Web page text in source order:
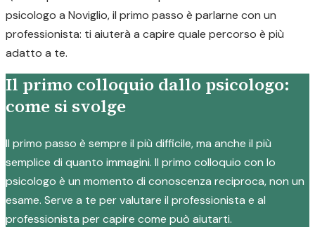
psicologo a Noviglio, il primo passo è parlarne con un
professionista: ti aiuterà a capire quale percorso è più
adatto a te.
Il primo colloquio dallo psicologo:
come si svolge
Il primo passo è sempre il più difficile, ma anche il più
semplice di quanto immagini. Il primo colloquio con lo
psicologo è un momento di conoscenza reciproca, non un
esame. Serve a te per valutare il professionista e al
professionista per capire come può aiutarti.